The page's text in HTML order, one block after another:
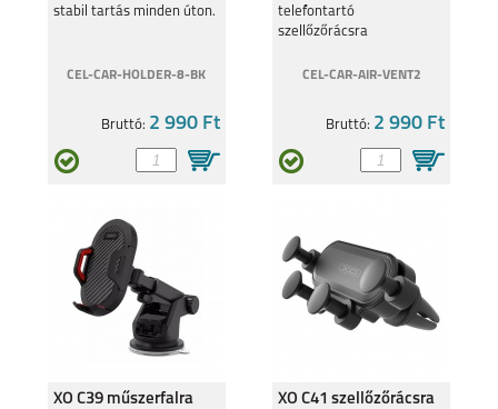
stabil tartás minden úton.
CEL-CAR-HOLDER-8-BK
Bruttó: 2 990 Ft
telefontartó
szellőzőrácsra
CEL-CAR-AIR-VENT2
Bruttó: 2 990 Ft
XO C39 műszerfalra
XO C41 szellőzőrácsra